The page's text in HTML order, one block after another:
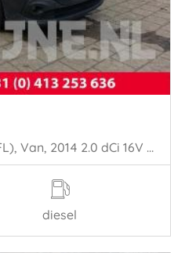
Trafic (1FL/2FL/3FL/4FL), Van, 2014 2.0 dCi 16V 145
diesel